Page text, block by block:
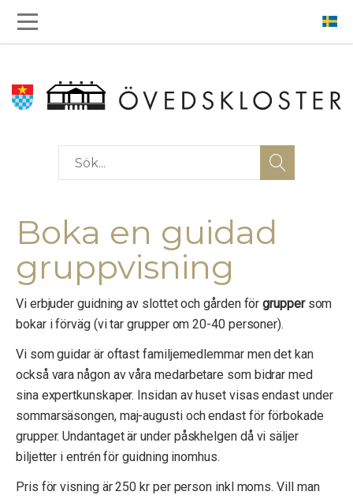
Boka en guidad
gruppvisning
Vi erbjuder guidning av slottet och gården förgruppersom
bokar i förväg (vi tar grupper om 20-40 personer).
Vi som guidar är oftast familjemedlemmar men det kan
också vara någon av våra medarbetare som bidrar med
sina expertkunskaper. Insidan av huset visas endast under
sommarsäsongen, maj-augusti och endast för förbokade
grupper. Undantaget är under påskhelgen då vi säljer
biljetter i entrén för guidning inomhus.
Pris för visning är 250 kr per person inkl moms. Vill man